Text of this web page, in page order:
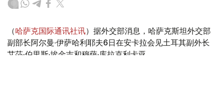
（哈萨克国际通讯社讯）据外交部消息，哈萨克斯坦外交部
副部长阿尔曼·伊萨哈利耶夫6日在安卡拉会见土耳其副外长
艾莎·伯里斯·埃金吉和穆萨·库拉克利卡亚。